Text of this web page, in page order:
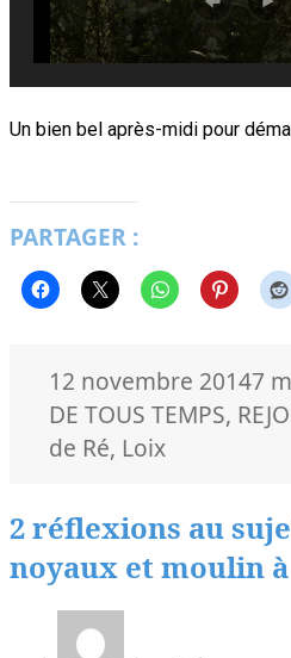
Un bien bel après-midi pour
PARTAGER :
Publié
le
12 novembre 20147
DE TOUS TEMPS,
de Ré, Loix
2 réflexions au
noyaux et moulin